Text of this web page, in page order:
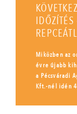
Miközben az
évre újabb
a Pécsváradi
Kft.-nél idén